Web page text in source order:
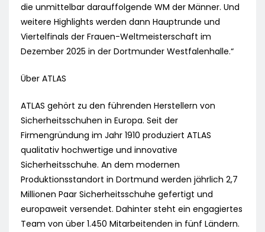
die unmittelbar darauffolgende WM der Männer. Und
weitere Highlights werden dann Hauptrunde und
Viertelfinals der Frauen-Weltmeisterschaft im
Dezember 2025 in der Dortmunder Westfalenhalle.“
Über ATLAS
ATLAS gehört zu den führenden Herstellern von
Sicherheitsschuhen in Europa. Seit der
Firmengründung im Jahr 1910 produziert ATLAS
qualitativ hochwertige und innovative
Sicherheitsschuhe. An dem modernen
Produktionsstandort in Dortmund werden jährlich 2,7
Millionen Paar Sicherheitsschuhe gefertigt und
europaweit versendet. Dahinter steht ein engagiertes
Team von über 1.450 Mitarbeitenden in fünf Ländern.